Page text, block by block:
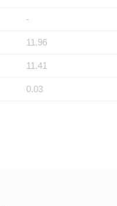
-
11.96
11.41
0.03